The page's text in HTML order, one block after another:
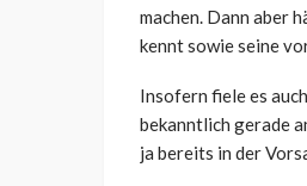
machen. Dann aber
kennt sowie seine
Insofern fiele es
bekanntlich gerade
ja bereits in der